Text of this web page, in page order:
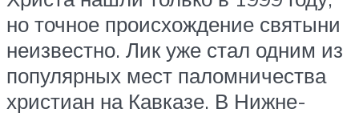
но точное происхождение святыни
неизвестно. Лик уже стал одним из
популярных мест паломничества
христиан на Кавказе. В Нижне-